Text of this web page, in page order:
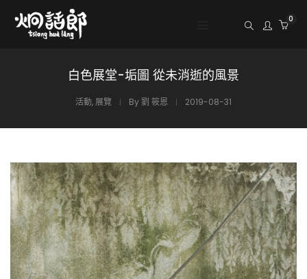
0
白色展堂-垢圖 從未消逝的風景
活動, 展覽 By 劉 筱恩 2019-08-31